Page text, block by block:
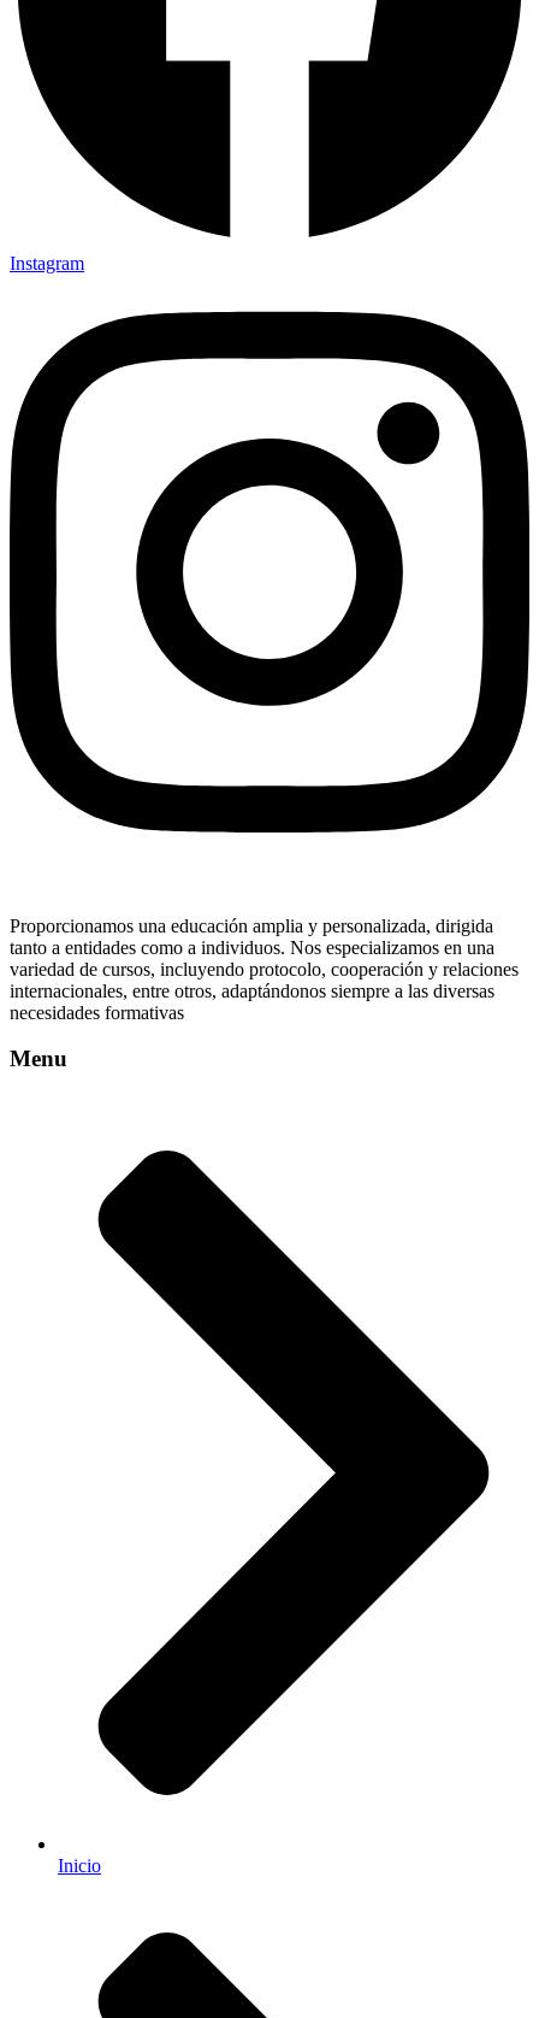
Instagram
Proporcionamos una educación amplia y personalizada, dirigida
tanto a entidades como a individuos. Nos especializamos en una
variedad de cursos, incluyendo protocolo, cooperación y relaciones
internacionales, entre otros, adaptándonos siempre a las diversas
necesidades formativas
Menu
Inicio